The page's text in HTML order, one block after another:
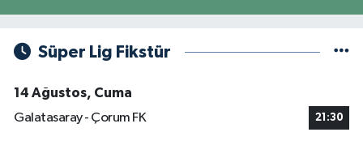
Süper Lig Fikstür
14 Ağustos, Cuma
Galatasaray - Çorum FK
21:30